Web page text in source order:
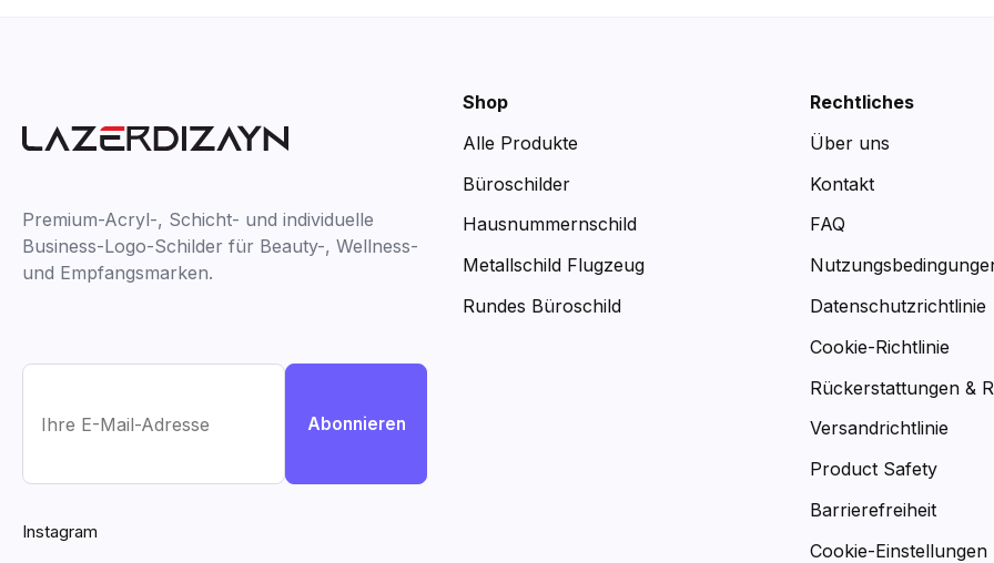
Premium-Acryl-, Schicht- und individuelle
Business-Logo-Schilder für Beauty-, Wellness-
und Empfangsmarken.
Abonnieren
Instagram
Shop
Alle Produkte
Büroschilder
Hausnummernschild
Metallschild Flugzeug
Rundes Büroschild
Rechtliches
Über uns
Kontakt
FAQ
Datenschutzrichtlinie
Cookie-Richtlinie
Rückerstattungen &
Versandrichtlinie
Product Safety
Barrierefreiheit
Cookie-Einstellungen